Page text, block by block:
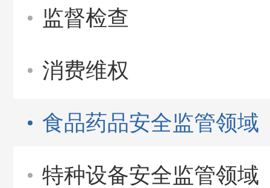
监督检查
消费维权
食品药品安全监管领域
特种设备安全监管领域